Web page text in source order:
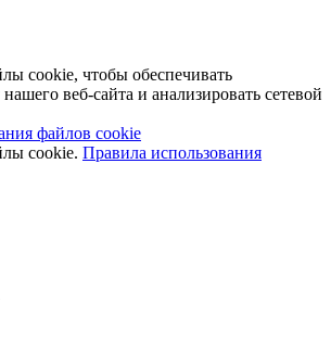
cookie, чтобы обеспечивать
веб-сайта и анализировать сетевой
файлов cookie
cookie. Правила использования